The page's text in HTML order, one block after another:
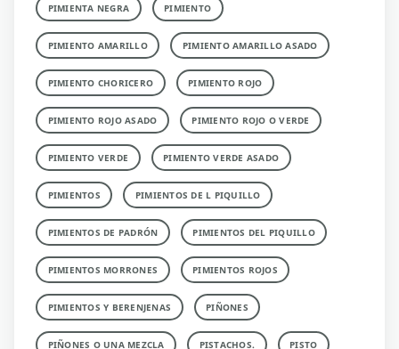
PIMIENTA NEGRA PIMIENTO
PIMIENTO AMARILLO PIMIENTO AMARILLO ASADO
PIMIENTO CHORICERO PIMIENTO ROJO
PIMIENTO ROJO ASADO PIMIENTO ROJO O VERDE
PIMIENTO VERDE PIMIENTO VERDE ASADO
PIMIENTOS PIMIENTOS DE L PIQUILLO
PIMIENTOS DE PADRÓN PIMIENTOS DEL PIQUILLO
PIMIENTOS MORRONES PIMIENTOS ROJOS
PIMIENTOS Y BERENJENAS PIÑONES
PIÑONES O UNA MEZCLA PISTACHOS. PISTO